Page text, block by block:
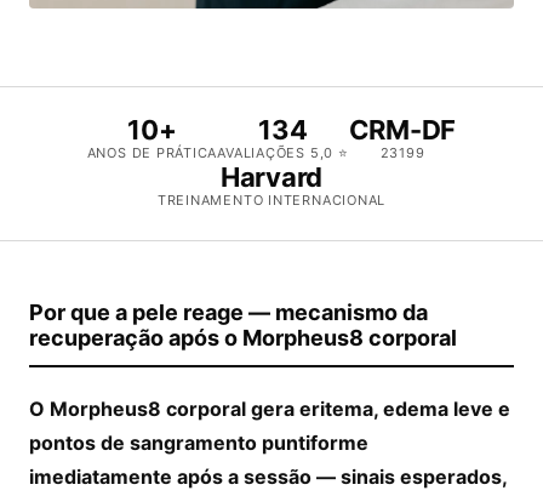
10+
ANOS DE PRÁTICA
134
AVALIAÇÕES 5,0 ⭐
CRM-DF
23199
Harvard
TREINAMENTO INTERNACIONAL
Por que a pele reage — mecanismo da
recuperação após o Morpheus8 corporal
O Morpheus8 corporal gera eritema, edema leve e
pontos de sangramento puntiforme
imediatamente após a sessão — sinais esperados,